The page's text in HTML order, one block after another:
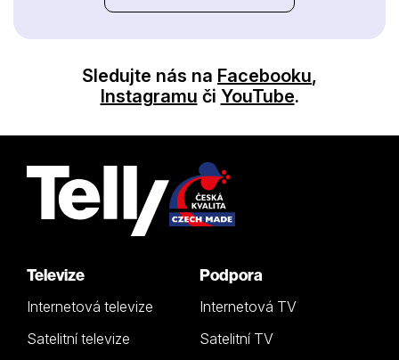
Sledujte nás na Facebooku,
Instagramu či YouTube.
Televize
Internetová televize
Satelitní televize
Podpora
Internetová TV
Satelitní TV